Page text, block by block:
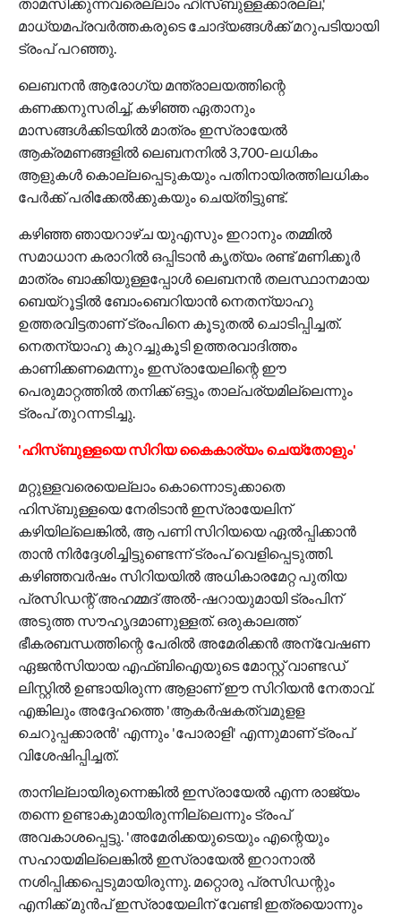
മാധ്യമപ്രവര്‍ത്തകരുടെ ചോദ്യങ്ങള്‍ക്ക് മറുപടിയായി
ട്രംപ് പറഞ്ഞു.
ലെബനന്‍ ആരോഗ്യ മന്ത്രാലയത്തിന്റെ
കണക്കനുസരിച്ച്, കഴിഞ്ഞ ഏതാനും
മാസങ്ങള്‍ക്കിടയില്‍ മാത്രം ഇസ്രായേല്‍
ആക്രമണങ്ങളില്‍ ലെബനനില്‍ 3,700-ലധികം
ആളുകള്‍ കൊല്ലപ്പെടുകയും പതിനായിരത്തിലധികം
പേര്‍ക്ക് പരിക്കേല്‍ക്കുകയും ചെയ്തിട്ടുണ്ട്.
കഴിഞ്ഞ ഞായറാഴ്ച യുഎസും ഇറാനും തമ്മില്‍
സമാധാന കരാറില്‍ ഒപ്പിടാന്‍ കൃത്യം രണ്ട് മണിക്കൂര്‍
മാത്രം ബാക്കിയുള്ളപ്പോള്‍ ലെബനന്‍ തലസ്ഥാനമായ
ബെയ്‌റൂട്ടില്‍ ബോംബെറിയാന്‍ നെതന്യാഹു
ഉത്തരവിട്ടതാണ് ട്രംപിനെ കൂടുതല്‍ ചൊടിപ്പിച്ചത്.
നെതന്യാഹു കുറച്ചുകൂടി ഉത്തരവാദിത്തം
കാണിക്കണമെന്നും ഇസ്രായേലിന്റെ ഈ
പെരുമാറ്റത്തില്‍ തനിക്ക് ഒട്ടും താല്പര്യമില്ലെന്നും
ട്രംപ് തുറന്നടിച്ചു.
'ഹിസ്ബുള്ളയെ സിറിയ കൈകാര്യം ചെയ്‌തോളും'
മറ്റുള്ളവരെയെല്ലാം കൊന്നൊടുക്കാതെ
ഹിസ്ബുള്ളയെ നേരിടാന്‍ ഇസ്രായേലിന്
കഴിയില്ലെങ്കില്‍, ആ പണി സിറിയയെ ഏല്‍പ്പിക്കാന്‍
താന്‍ നിര്‍ദ്ദേശിച്ചിട്ടുണ്ടെന്ന് ട്രംപ് വെളിപ്പെടുത്തി.
കഴിഞ്ഞവര്‍ഷം സിറിയയില്‍ അധികാരമേറ്റ പുതിയ
പ്രസിഡന്റ് അഹമ്മദ് അല്‍-ഷറായുമായി ട്രംപിന്
അടുത്ത സൗഹൃദമാണുള്ളത്. ഒരുകാലത്ത്
ഭീകരബന്ധത്തിന്റെ പേരില്‍ അമേരിക്കന്‍ അന്വേഷണ
ഏജന്‍സിയായ എഫ്ബിഐയുടെ മോസ്റ്റ് വാണ്ടഡ്
ലിസ്റ്റില്‍ ഉണ്ടായിരുന്ന ആളാണ് ഈ സിറിയന്‍ നേതാവ്.
എങ്കിലും അദ്ദേഹത്തെ 'ആകര്‍ഷകത്വമുളള
ചെറുപ്പക്കാരന്‍' എന്നും 'പോരാളി' എന്നുമാണ് ട്രംപ്
വിശേഷിപ്പിച്ചത്.
താനില്ലായിരുന്നെങ്കില്‍ ഇസ്രായേല്‍ എന്ന രാജ്യം
തന്നെ ഉണ്ടാകുമായിരുന്നില്ലെന്നും ട്രംപ്
അവകാശപ്പെട്ടു. 'അമേരിക്കയുടെയും എന്റെയും
സഹായമില്ലെങ്കില്‍ ഇസ്രായേല്‍ ഇറാനാല്‍
നശിപ്പിക്കപ്പെടുമായിരുന്നു. മറ്റൊരു പ്രസിഡന്റും
എനിക്ക് മുന്‍പ് ഇസ്രായേലിന് വേണ്ടി ഇത്രയൊന്നും